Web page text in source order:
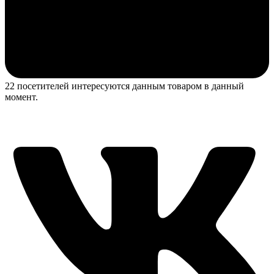
22 посетителей интересуются данным товаром в данный
момент.